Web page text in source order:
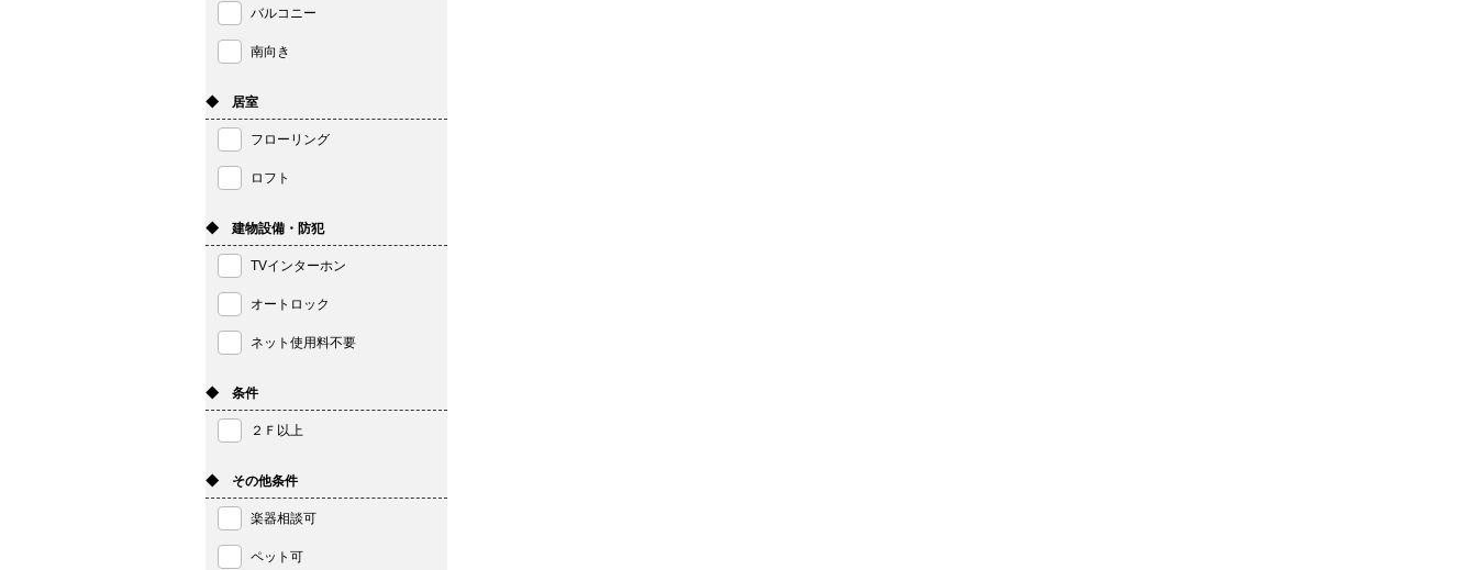
バルコニー
南向き
◆ 居室
フローリング
ロフト
◆ 建物設備・防犯
TVインターホン
オートロック
ネット使用料不要
◆ 条件
２Ｆ以上
◆ その他条件
楽器相談可
ペット可